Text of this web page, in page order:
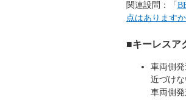
関連設問：「
点はあります
■キーレスア
車両側
近づけ
車両側